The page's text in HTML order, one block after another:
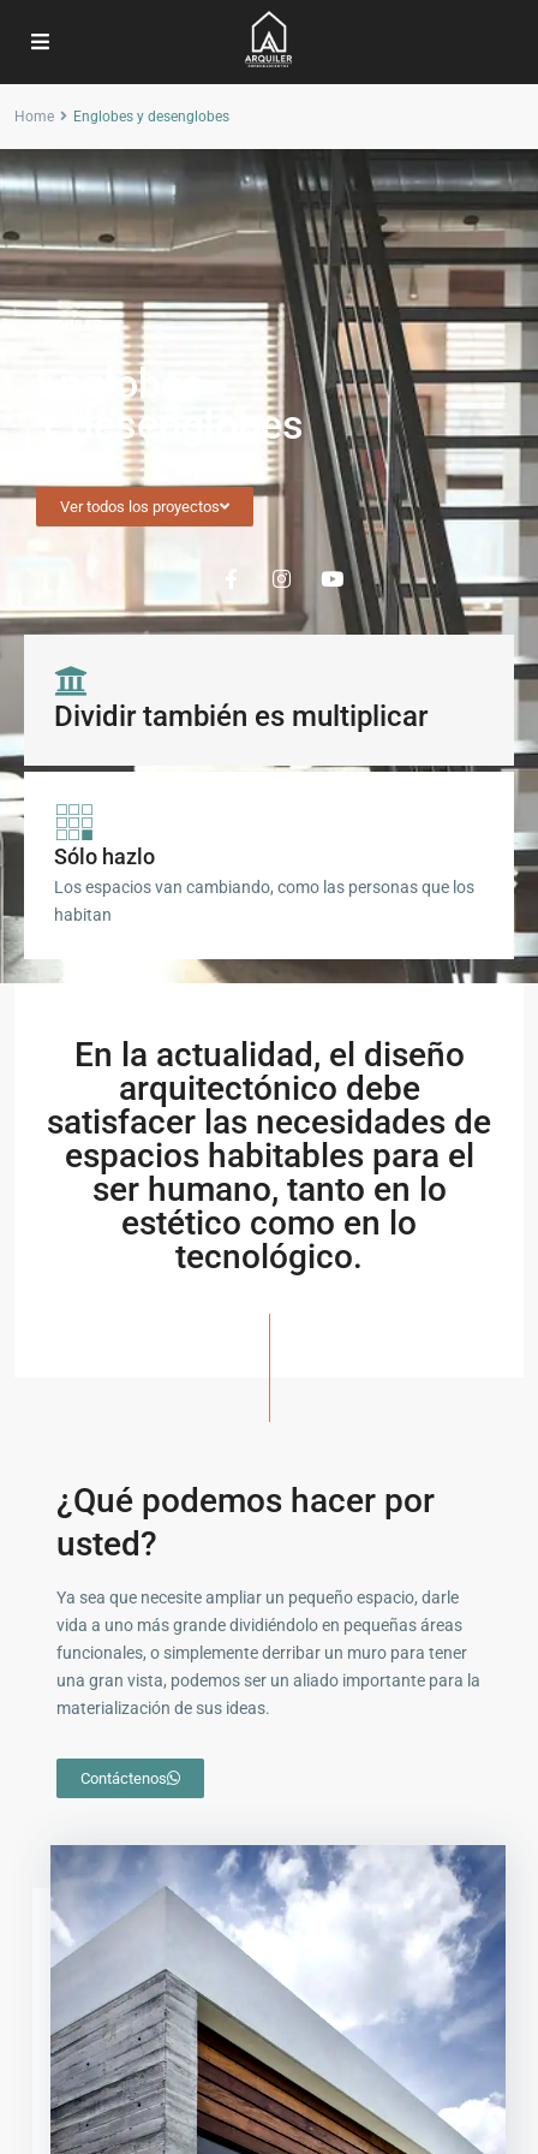
Home Englobes y desenglobes
ARQUILER
Englobes
Y desenglobes
Ver todos los proyectos
Dividir también es multiplicar
Sólo hazlo
Los espacios van cambiando, como las personas que los
habitan
En la actualidad, el diseño
arquitectónico debe
satisfacer las necesidades de
espacios habitables para el
ser humano, tanto en lo
estético como en lo
tecnológico.
¿Qué podemos hacer por
usted?
Ya sea que necesite ampliar un pequeño espacio, darle
vida a uno más grande dividiéndolo en pequeñas áreas
funcionales, o simplemente derribar un muro para tener
una gran vista, podemos ser un aliado importante para la
materialización de sus ideas.
Contáctenos